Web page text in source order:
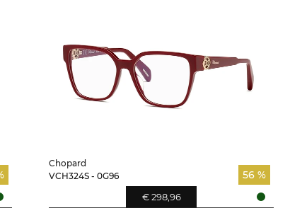
Chopard
VCH324S - 0G96
56 %
€ 298,96